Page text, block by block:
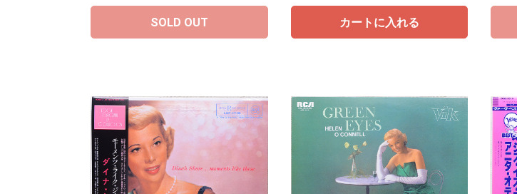
SOLD OUT カートに入れる